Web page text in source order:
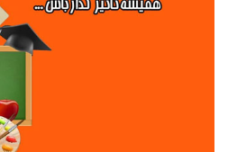
علامه +
by Kavano Team 2016-18